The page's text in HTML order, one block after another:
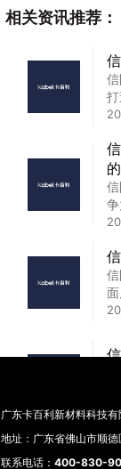
相关资讯推荐：
广东卡百利新材料科技有
地址：广东省佛山市顺
联系电话： 400-830-